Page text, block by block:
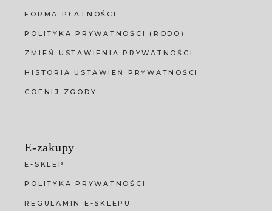
FORMA PŁATNOŚCI
POLITYKA PRYWATNOŚCI (RODO)
ZMIEŃ USTAWIENIA PRYWATNOŚCI
HISTORIA USTAWIEŃ PRYWATNOŚCI
COFNIJ ZGODY
E-zakupy
E-SKLEP
POLITYKA PRYWATNOŚCI
REGULAMIN E-SKLEPU